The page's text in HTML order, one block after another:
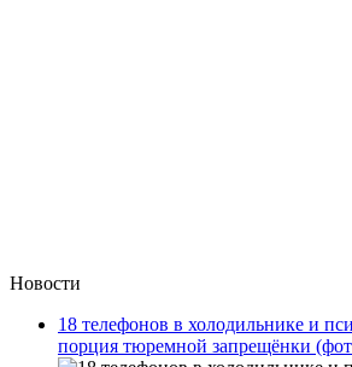
Новости
18 телефонов в холодильнике и
порция тюремной запрещёнки